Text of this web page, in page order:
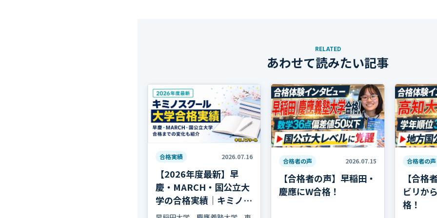
RELATED
あわせて読みたい記事
合格実績 2026.07.16
【2026年度最新】早
慶・MARCH・国公立大
学の合格実績｜キミノス
クール
合格者の声 2026.07.15
【合格者の声】早稲田・
慶應にW合格！
合格者の声
【合格
ビリか
格！